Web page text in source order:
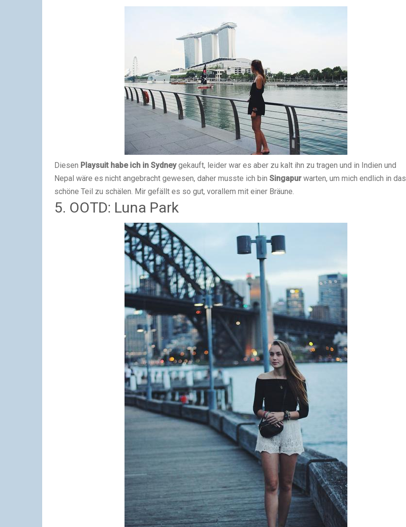
Diesen Playsuit habe ich in Sydneygekauft, leider war es aber zu kalt ihn zu tragen und in Indien und
Nepal wäre es nicht angebracht gewesen, daher musste ich bin Singapur warten, um mich endlich in das
schöne Teil zu schälen. Mir gefällt es so gut, vorallem mit einer Bräune.
5. OOTD: Luna Park